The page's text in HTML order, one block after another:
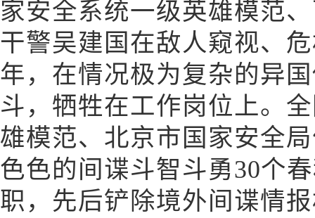
家安全系统一级英雄模范
干警吴建国在敌人窥视、
年，在情况极为复杂的异
斗，牺牲在工作岗位上。
雄模范、北京市国家安全
色色的间谍斗智斗勇30个
职，先后铲除境外间谍情